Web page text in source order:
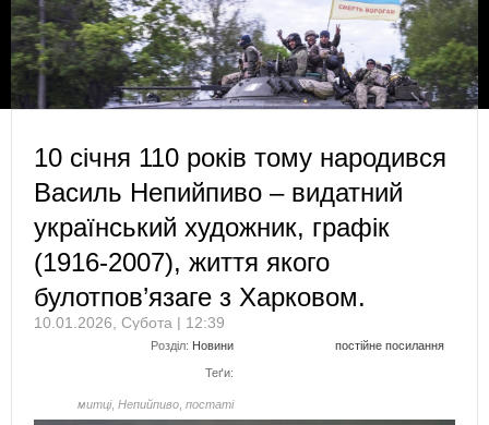
10 січня 110 років тому народився
Василь Непийпиво – видатний
український художник, графік
(1916-2007), життя якого
булотпов’язаге з Харковом.
10.01.2026, Субота | 12:39
Розділ: Новини постійне посилання
Теґи:
митці, Непийпиво постаті